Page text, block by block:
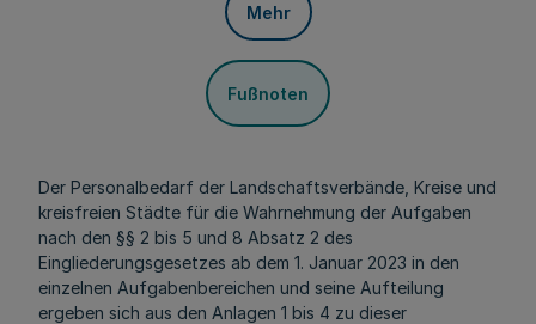
Mehr
Fußnoten
Der Personalbedarf der Landschaftsverbände, Kreise und
kreisfreien Städte für die Wahrnehmung der Aufgaben
nach den §§ 2 bis 5 und 8 Absatz 2 des
Eingliederungsgesetzes ab dem 1. Januar 2023 in den
einzelnen Aufgabenbereichen und seine Aufteilung
ergeben sich aus den Anlagen 1 bis 4 zu dieser